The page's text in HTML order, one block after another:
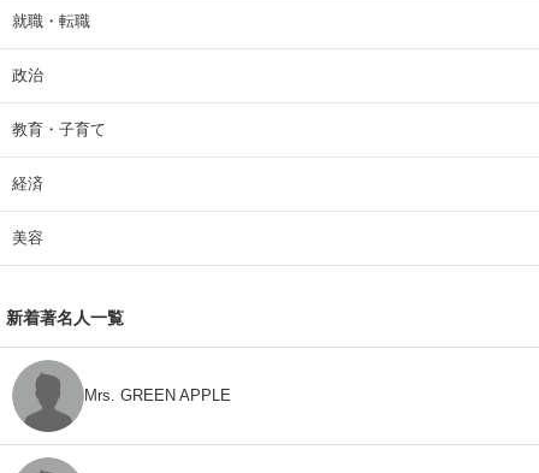
就職・転職
政治
教育・子育て
経済
美容
新着著名人一覧
Mrs. GREEN APPLE